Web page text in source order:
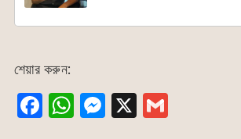
শেয়ার করুন:
F W M X G